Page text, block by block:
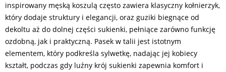
inspirowany męską koszulą często zawiera klasyczny kołnierzyk,
który dodaje struktury i elegancji, oraz guziki biegnące od
dekoltu aż do dolnej części sukienki, pełniące zarówno funkcję
ozdobną, jak i praktyczną. Pasek w talii jest istotnym
elementem, który podkreśla sylwetkę, nadając jej kobiecy
kształt, podczas gdy luźny krój sukienki zapewnia komfort i